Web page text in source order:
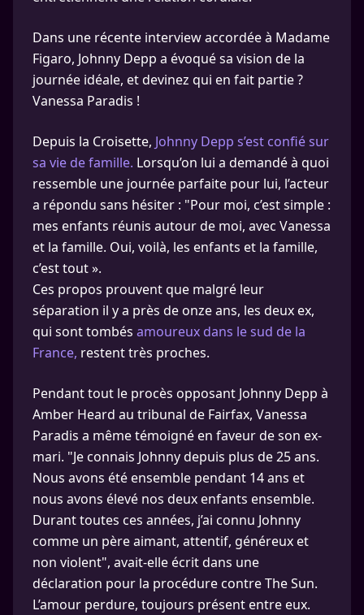
Dans une récente interview accordée à Madame
Figaro, Johnny Depp a évoqué sa vision de la
journée idéale, et devinez qui en fait partie ?
Vanessa Paradis !
Depuis la Croisette, Johnny Depp s’est confié sur
sa vie de famille. Lorsqu’on lui a demandé à quoi
ressemble une journée parfaite pour lui, l’acteur
a répondu sans hésiter : "Pour moi, c’est simple :
mes enfants réunis autour de moi, avec Vanessa
et la famille. Oui, voilà, les enfants et la famille,
c’est tout ».
Ces propos prouvent que malgré leur
séparation il y a près de onze ans, les deux ex,
qui sont tombés amoureux dans le sud de la
France, restent très proches.
Pendant tout le procès opposant Johnny Depp à
Amber Heard au tribunal de Fairfax, Vanessa
Paradis a même témoigné en faveur de son ex-
mari. "Je connais Johnny depuis plus de 25 ans.
Nous avons été ensemble pendant 14 ans et
nous avons élevé nos deux enfants ensemble.
Durant toutes ces années, j’ai connu Johnny
comme un père aimant, attentif, généreux et
non violent", avait-elle écrit dans une
déclaration pour la procédure contre The Sun.
L’amour perdure, toujours présent entre eux.